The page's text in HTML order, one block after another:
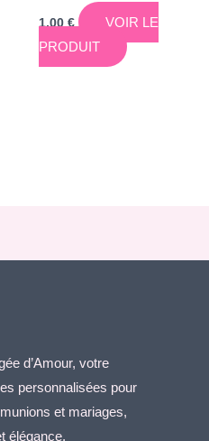
1,00€
VOIR LE
PRODUIT
d’Amour, votre
personnalisées pour
et mariages,
élégance.